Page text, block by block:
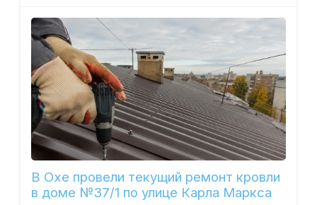
В Охе провели текущий ремонт кровли
в доме №37/1 по улице Карла Маркса